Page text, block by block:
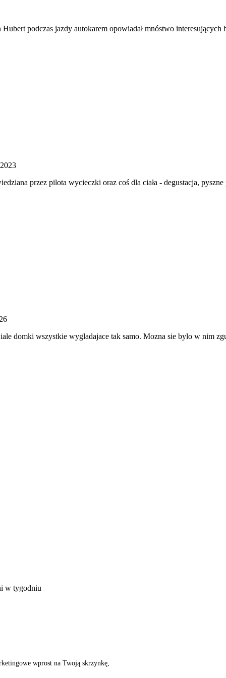
podczas jazdy autokarem opowiadał mnóstwo interesujących
przez pilota wycieczki oraz coś dla ciała - degustacja,
domki wszystkie wygladajace tak samo. Mozna sie bylo w nim
w tygodniu
wprost na Twoją skrzynkę,